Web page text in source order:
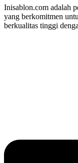
Inisablon.com adalah
yang berkomitmen
berkualitas tinggi